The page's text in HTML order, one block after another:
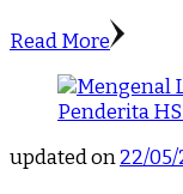
Read More
updated on22/05/